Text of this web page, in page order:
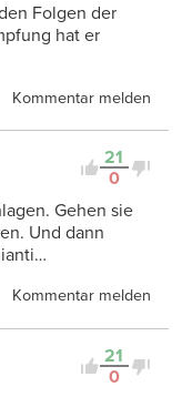
Folgen der
hat er
Kommentar melden
21
0
Gehen sie
Und dann
Kommentar melden
21
0